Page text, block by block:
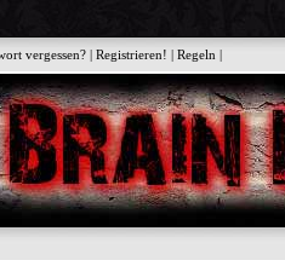
vergessen? |Registrieren! |Regeln |